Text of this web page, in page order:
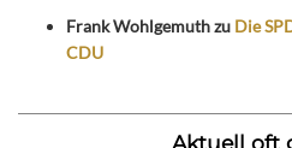
Frank Wohlgemuthzu Die
CDU
Aktuell oft